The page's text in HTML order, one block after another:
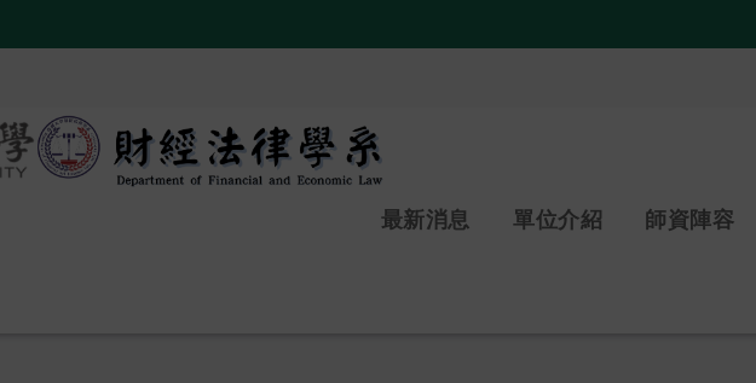
最新消息 單位介紹 師資陣容